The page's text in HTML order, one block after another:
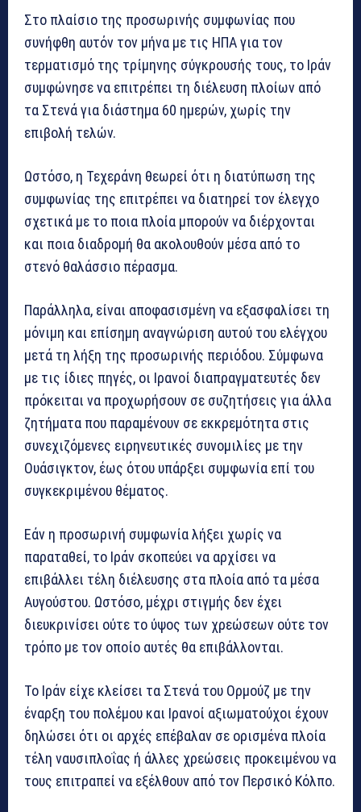
Στο πλαίσιο της προσωρινής συμφωνίας που
συνήφθη αυτόν τον μήνα με τις ΗΠΑ για τον
τερματισμό της τρίμηνης σύγκρουσής τους, το Ιράν
συμφώνησε να επιτρέπει τη διέλευση πλοίων από
τα Στενά για διάστημα 60 ημερών, χωρίς την
επιβολή τελών.
Ωστόσο, η Τεχεράνη θεωρεί ότι η διατύπωση της
συμφωνίας της επιτρέπει να διατηρεί τον έλεγχο
σχετικά με το ποια πλοία μπορούν να διέρχονται
και ποια διαδρομή θα ακολουθούν μέσα από το
στενό θαλάσσιο πέρασμα.
Παράλληλα, είναι αποφασισμένη να εξασφαλίσει τη
μόνιμη και επίσημη αναγνώριση αυτού του ελέγχου
μετά τη λήξη της προσωρινής περιόδου. Σύμφωνα
με τις ίδιες πηγές, οι Ιρανοί διαπραγματευτές δεν
πρόκειται να προχωρήσουν σε συζητήσεις για άλλα
ζητήματα που παραμένουν σε εκκρεμότητα στις
συνεχιζόμενες ειρηνευτικές συνομιλίες με την
Ουάσιγκτον, έως ότου υπάρξει συμφωνία επί του
συγκεκριμένου θέματος.
Εάν η προσωρινή συμφωνία λήξει χωρίς να
παραταθεί, το Ιράν σκοπεύει να αρχίσει να
επιβάλλει τέλη διέλευσης στα πλοία από τα μέσα
Αυγούστου. Ωστόσο, μέχρι στιγμής δεν έχει
διευκρινίσει ούτε το ύψος των χρεώσεων ούτε τον
τρόπο με τον οποίο αυτές θα επιβάλλονται.
Το Ιράν είχε κλείσει τα Στενά του Ορμούζ με την
έναρξη του πολέμου και Ιρανοί αξιωματούχοι έχουν
δηλώσει ότι οι αρχές επέβαλαν σε ορισμένα πλοία
τέλη ναυσιπλοΐας ή άλλες χρεώσεις προκειμένου να
τους επιτραπεί να εξέλθουν από τον Περσικό Κόλπο.